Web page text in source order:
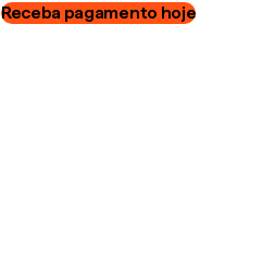
Receba pagamento hoje